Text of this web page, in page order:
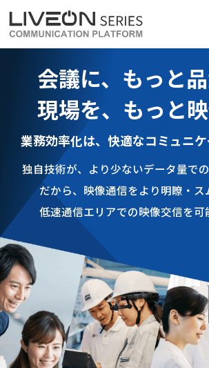
会議に、もっと品
現場を、もっと映
業務効率化は、快適なコミュニケ
独自技術が、より少ないデータ量で
だから、映像通信をより明瞭・ス
低速通信エリアでの映像交信を可